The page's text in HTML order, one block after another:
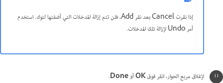
إذا نقرت Cancel بعد نقر Add، فلن تتم إزالة المدخلات التي أضفتها لتوك. استخدم
أمر Undo لإزالة تلك المدخلات.
لإغلاق مربع الحوار، انقر فوقOKأوDone
.